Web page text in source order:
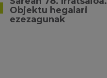
Objektu hegalari
ezezagunak